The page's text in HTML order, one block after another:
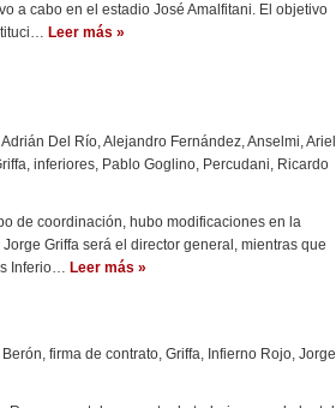
a cabo en el estadio José Amalfitani. El objetivo
Leer más »
Adrián Del Río,Alejandro Fernández,Anselmi,Ariel
, inferiores, Pablo Goglino, Percudani, Ricardo
de coordinación, hubo modificaciones en la
Griffa será el director general, mientras que
Inferio… Leer más »
Berón, firma de contrato, Griffa, Infierno Rojo, Jorge